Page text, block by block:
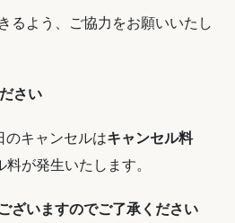
るよう、ご協力をお願いいたし
さい
のキャンセルはキャンセル料
が発生いたします。
ざいますのでご了承ください